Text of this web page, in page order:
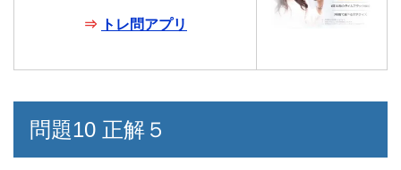
⇒ トレ問アプリ
問題10 正解５